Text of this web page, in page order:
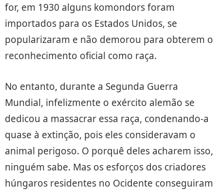
for, em 1930 alguns komondors foram
importados para os Estados Unidos, se
popularizaram e não demorou para obterem o
reconhecimento oficial como raça.
No entanto, durante a Segunda Guerra
Mundial, infelizmente o exército alemão se
dedicou a massacrar essa raça, condenando-a
quase à extinção, pois eles consideravam o
animal perigoso. O porquê deles acharem isso,
ninguém sabe. Mas os esforços dos criadores
húngaros residentes no Ocidente conseguiram